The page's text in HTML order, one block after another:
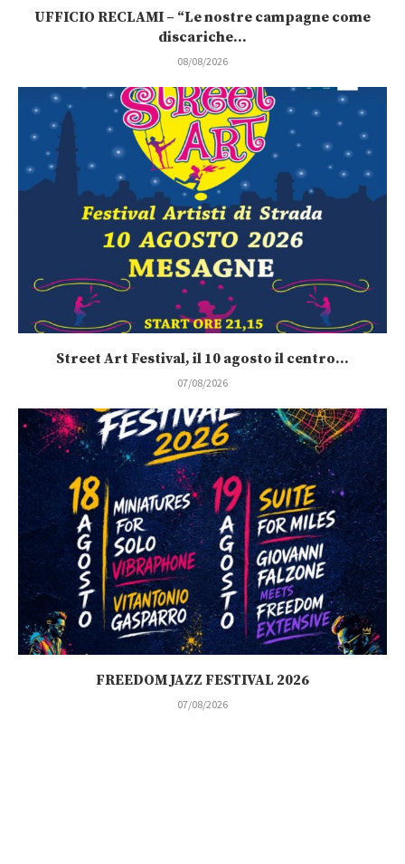
UFFICIO RECLAMI – “Le nostre campagne come
discariche...
08/08/2026
Street Art Festival, il 10 agosto il centro...
07/08/2026
FREEDOM JAZZ FESTIVAL 2026
07/08/2026